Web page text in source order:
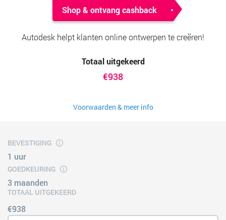
Shop & ontvang cashback
Autodesk helpt klanten online ontwerpen te creëren!
Totaal uitgekeerd
€938
Voorwaarden & meer info
BEVESTIGING
1 uur
GOEDKEURING
3 maanden
TOTAAL UITGEKEERD
€938